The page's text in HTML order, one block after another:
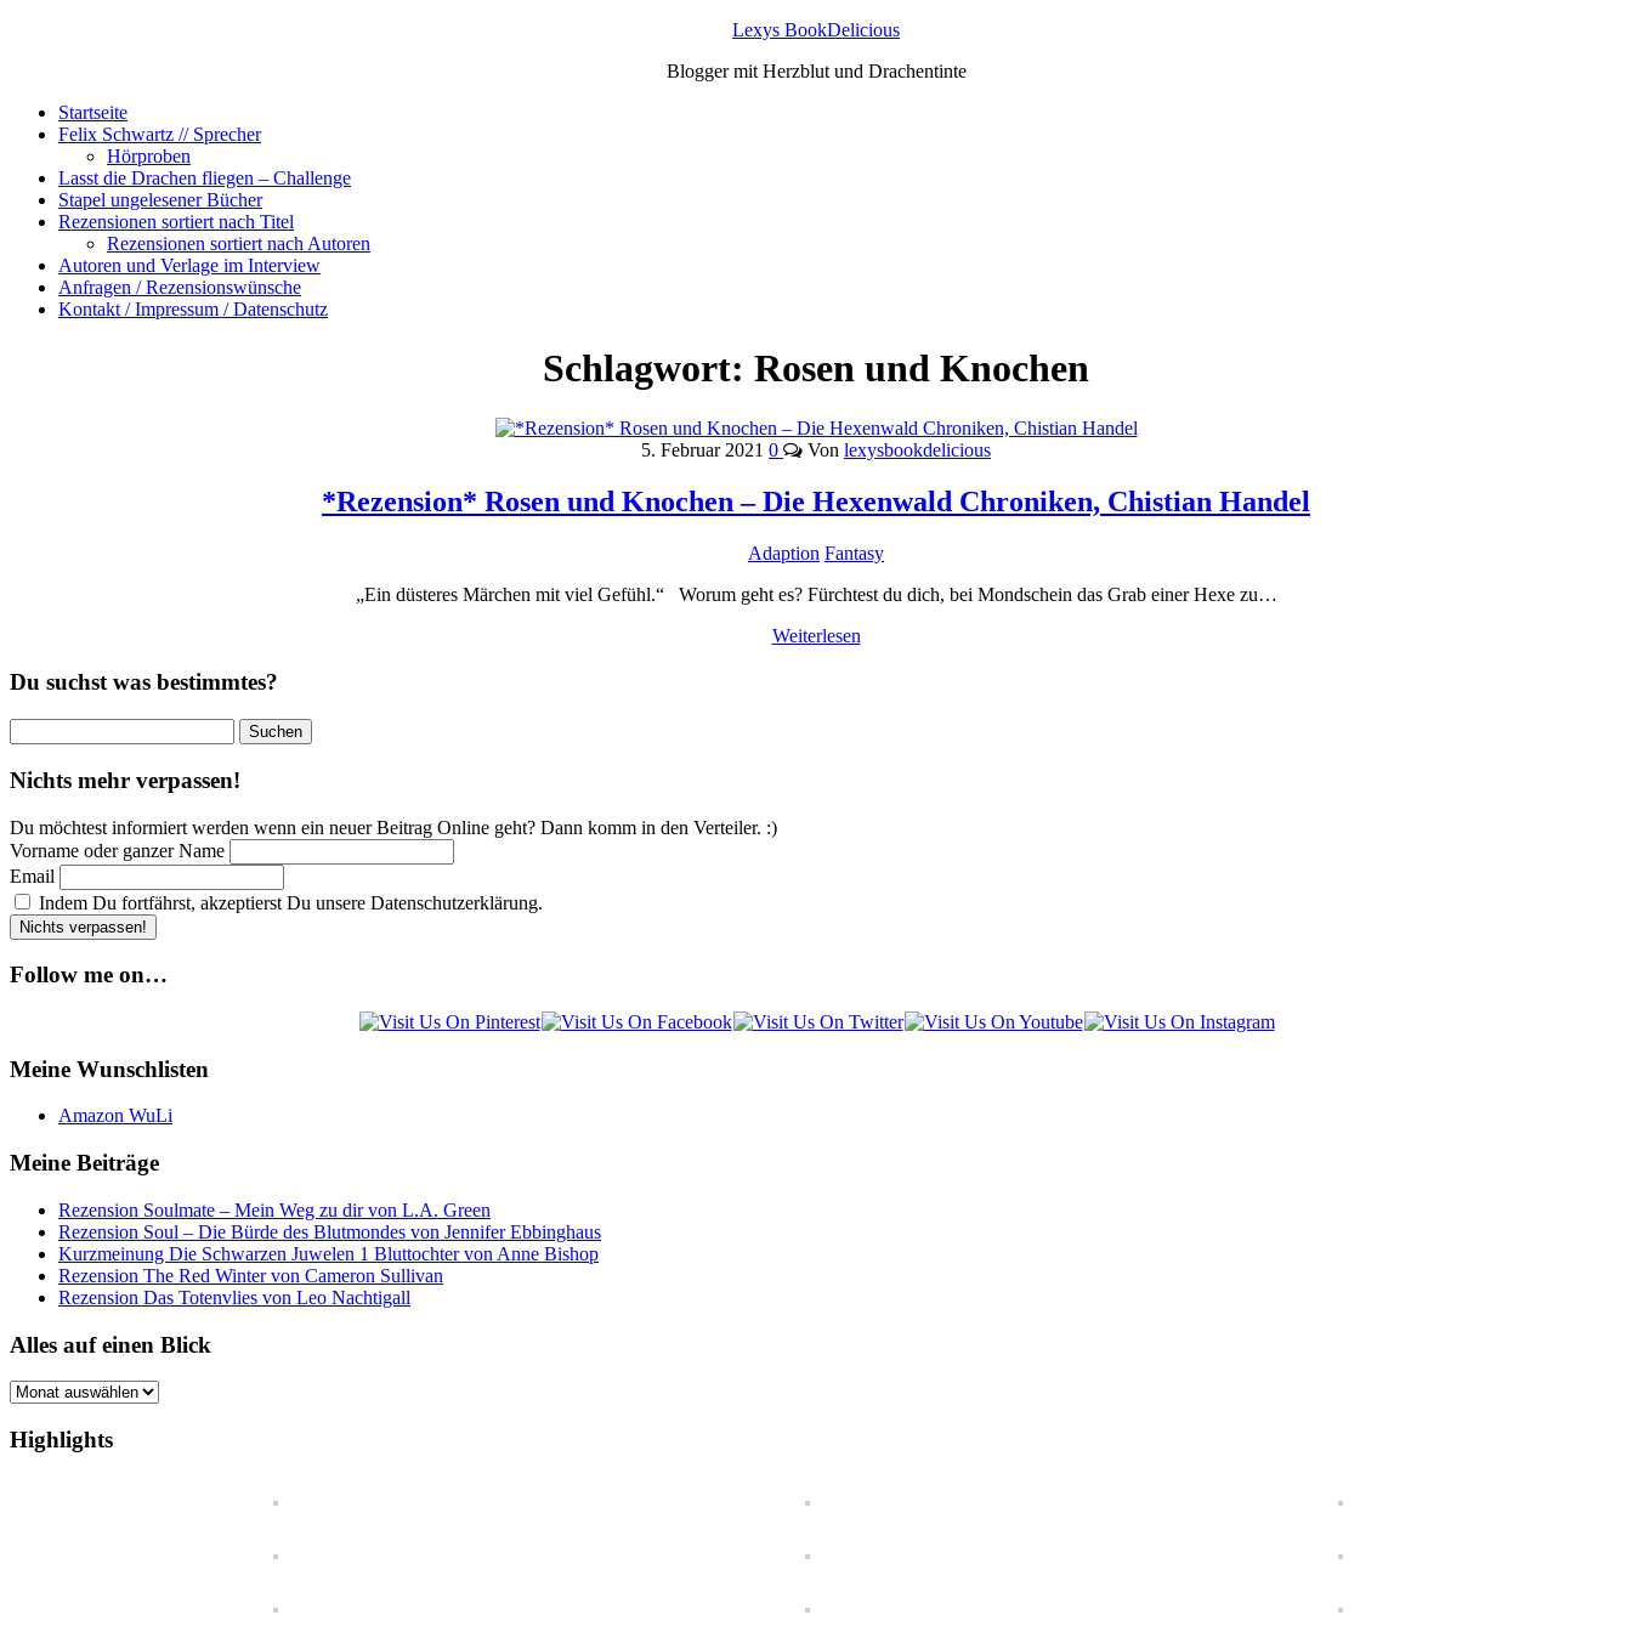
Lexys BookDelicious
Blogger mit Herzblut und Drachentinte
Startseite
Felix Schwartz // Sprecher
Hörproben
Lasst die Drachen fliegen – Challenge
Stapel ungelesener Bücher
Rezensionen sortiert nach Titel
Rezensionen sortiert nach Autoren
Autoren und Verlage im Interview
Anfragen / Rezensionswünsche
Kontakt / Impressum / Datenschutz
Schlagwort: Rosen und Knochen
5. Februar 2021 0 Von lexysbookdelicious
*Rezension* Rosen und Knochen – Die Hexenwald Chroniken, Chistian Handel
Adaption Fantasy
„Ein düsteres Märchen mit viel Gefühl.“ Worum geht es? Fürchtest du dich, bei Mondschein das Grab einer Hexe zu…
Weiterlesen
Du suchst was bestimmtes?
nach:
Nichts mehr verpassen!
Du möchtest informiert werden wenn ein neuer Beitrag Online geht? Dann komm in den Verteiler. :)
Vorname oder ganzer Name
Email
Indem Du fortfährst, akzeptierst Du unsere Datenschutzerklärung.
Follow me on…
Meine Wunschlisten
Amazon WuLi
Meine Beiträge
Rezension Soulmate – Mein Weg zu dir von L.A. Green
Rezension Soul – Die Bürde des Blutmondes von Jennifer Ebbinghaus
Kurzmeinung Die Schwarzen Juwelen 1 Bluttochter von Anne Bishop
Rezension The Red Winter von Cameron Sullivan
Rezension Das Totenvlies von Leo Nachtigall
Alles auf einen Blick
Alles
einen
Blick
Highlights